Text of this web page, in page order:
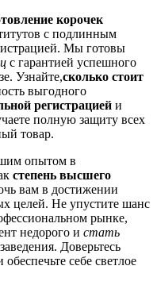
корочек
с подлинным
Мы готовы
с гарантией успешного
Узнайте,сколько стоит
выгодного
регистрацией и
полную защиту всех
товар.
опытом в
степень высшего
вам в достижении
целей. Не упустите шанс
рынке,
недорого и стать
Доверьтесь
себе светлое